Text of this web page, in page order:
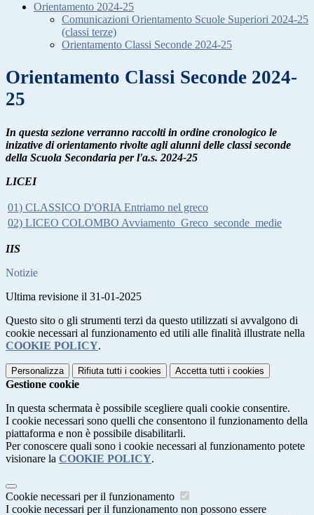
Orientamento 2024-25
Comunicazioni Orientamento Scuole Superiori 2024-25
(classi terze)
Orientamento Classi Seconde 2024-25
Orientamento Classi Seconde 2024-
25
In questa sezione verranno raccolti in ordine cronologico le
inizative di orientamento rivolte agli alunni delle classi seconde
della Scuola Secondaria per l'a.s. 2024-25
LICEI
01) CLASSICO D'ORIA Entriamo nel greco
02) LICEO COLOMBO Avviamento_Greco_seconde_medie
IIS
Notizie
Ultima revisione il 31-01-2025
Questo sito o gli strumenti terzi da questo utilizzati si avvalgono di
cookie necessari al funzionamento ed utili alle finalità illustrate nella
COOKIE POLICY.
Personalizza Rifiuta tutti i cookies Accetta tutti i cookies
Gestione cookie
In questa schermata è possibile scegliere quali cookie consentire.
I cookie necessari sono quelli che consentono il funzionamento della
piattaforma e non è possibile disabilitarli.
Per conoscere quali sono i cookie necessari al funzionamento potete
visionare la COOKIE POLICY.
Cookie necessari per il funzionamento
I cookie necessari per il funzionamento non possono essere